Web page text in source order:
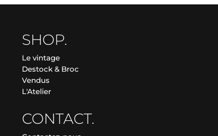
SHOP.
Le vintage
Destock & Broc
Vendus
L'Atelier
CONTACT.